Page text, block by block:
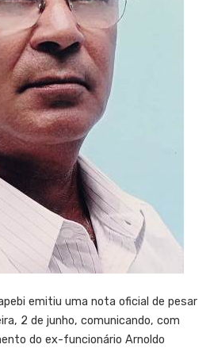
emitiu uma nota oficial de pesar
2 de junho, comunicando, com
do ex-funcionário Arnoldo